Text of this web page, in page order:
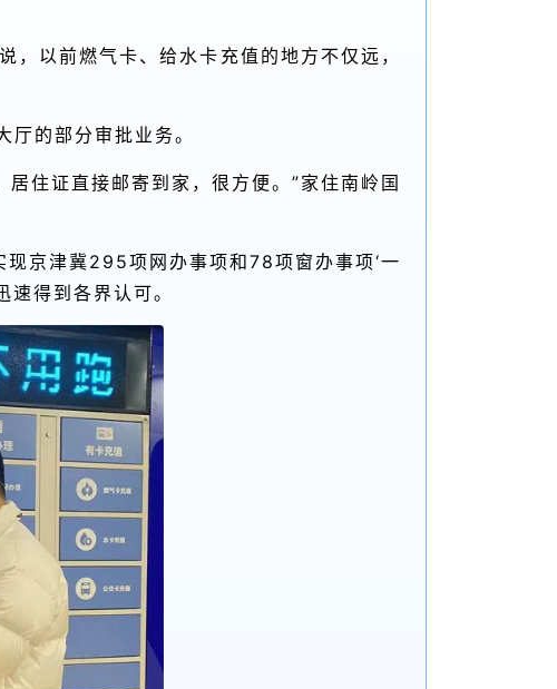
以前燃气卡、给水卡充值的地方不仅远，
的部分审批业务。
住证直接邮寄到家，很方便。”家住南岭国
京津冀295项网办事项和78项窗办事项‘一
得到各界认可。